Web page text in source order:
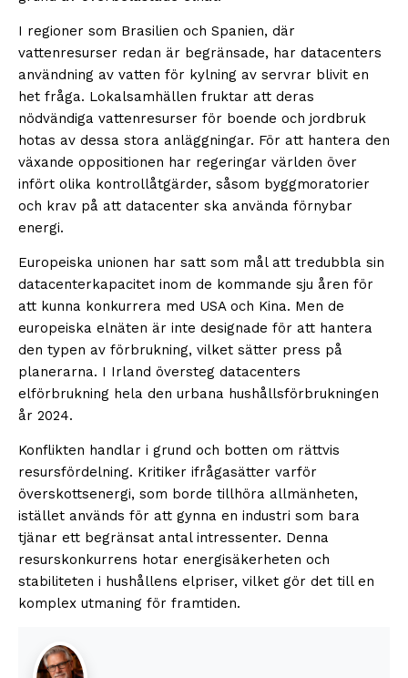
I regioner som Brasilien och Spanien, där
vattenresurser redan är begränsade, har datacenters
användning av vatten för kylning av servrar blivit en
het fråga. Lokalsamhällen fruktar att deras
nödvändiga vattenresurser för boende och jordbruk
hotas av dessa stora anläggningar. För att hantera den
växande oppositionen har regeringar världen över
infört olika kontrollåtgärder, såsom byggmoratorier
och krav på att datacenter ska använda förnybar
energi.
Europeiska unionen har satt som mål att tredubbla sin
datacenterkapacitet inom de kommande sju åren för
att kunna konkurrera med USA och Kina. Men de
europeiska elnäten är inte designade för att hantera
den typen av förbrukning, vilket sätter press på
planerarna. I Irland översteg datacenters
elförbrukning hela den urbana hushållsförbrukningen
år 2024.
Konflikten handlar i grund och botten om rättvis
resursfördelning. Kritiker ifrågasätter varför
överskottsenergi, som borde tillhöra allmänheten,
istället används för att gynna en industri som bara
tjänar ett begränsat antal intressenter. Denna
resurskonkurrens hotar energisäkerheten och
stabiliteten i hushållens elpriser, vilket gör det till en
komplex utmaning för framtiden.